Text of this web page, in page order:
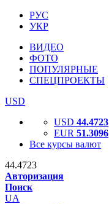
РУС
УКР
ВИДЕО
ФОТО
ПОПУЛЯРНЫЕ
СПЕЦПРОЕКТЫ
USD
USD 44.4723
EUR 51.3096
Все курсы валют
44.4723
Авторизация
Поиск
UA